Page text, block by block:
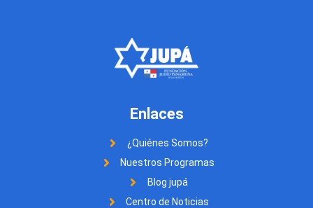
Enlaces
¿Quiénes Somos?
Nuestros Programas
Blog jupá
Centro de Noticias